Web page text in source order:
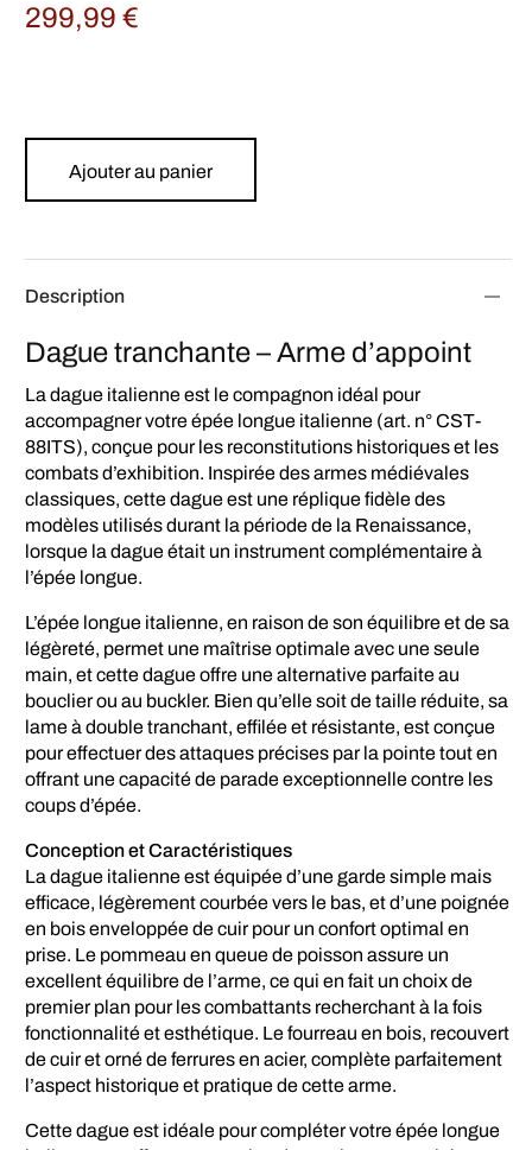
299,99€
Ajouter au panier
Description
Dague tranchante – Arme d’appoint
La dague italienne est le compagnon idéal pour
accompagner votre épée longue italienne (art. n° CST-
88ITS), conçue pour les reconstitutions historiques et les
combats d’exhibition. Inspirée des armes médiévales
classiques, cette dague est une réplique fidèle des
modèles utilisés durant la période de la Renaissance,
lorsque la dague était un instrument complémentaire à
l’épée longue.
L’épée longue italienne, en raison de son équilibre et de sa
légèreté, permet une maîtrise optimale avec une seule
main, et cette dague offre une alternative parfaite au
bouclier ou au buckler. Bien qu’elle soit de taille réduite, sa
lame à double tranchant, effilée et résistante, est conçue
pour effectuer des attaques précises par la pointe tout en
offrant une capacité de parade exceptionnelle contre les
coups d’épée.
Conception et Caractéristiques
La dague italienne est équipée d’une garde simple mais
efficace, légèrement courbée vers le bas, et d’une poignée
en bois enveloppée de cuir pour un confort optimal en
prise. Le pommeau en queue de poisson assure un
excellent équilibre de l’arme, ce qui en fait un choix de
premier plan pour les combattants recherchant à la fois
fonctionnalité et esthétique. Le fourreau en bois, recouvert
de cuir et orné de ferrures en acier, complète parfaitement
l’aspect historique et pratique de cette arme.
Cette dague est idéale pour compléter votre épée longue